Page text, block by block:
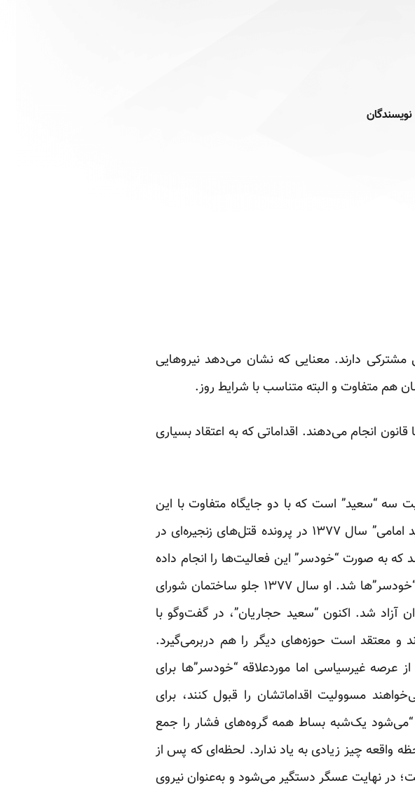
نویسندگان
دارند. معنایی که نشان می‌دهد نیروهایی
متفاوت و البته متناسب با شرایط روز.
انجام‌ می‌دهند. اقداماتی که به اعتقاد بسیاری
سه “سعید” است که با دو جایگاه متفاوت با این
واقعیت درگیر شدند. سعید امامی، سعید حجاریان، سعید عسگر. نام “سعید امامی” سال ۱۳۷۷ در پرونده قتل‌های زنجیره‌ای در
که به صورت “خودسر” این فعالیت‌ها را انجام داده
است. البته او در زندان خودکشی کرد. “سعید حجاریان” اما قربانی فعالیت “خودسر”ها شد. او سال ۱۳۷۷ جلو ساختمان شورای
شد. اکنون “سعید حجاریان”، در گفت‌وگو با
و معتقد است حوزه‌های دیگر را هم دربرمی‌گیرد.
عرصه غیرسیاسی اما موردعلاقه “خودسر”ها برای
مسوولیت اقداماتشان را قبول کنند، برای
“می‌شود یک‌شبه بساط همه گروه‌های فشار را جمع
واقعه چیز زیادی به یاد ندارد. لحظه‌ای که پس از
در نهایت عسگر دستگیر می‌شود و به‌عنوان نیروی